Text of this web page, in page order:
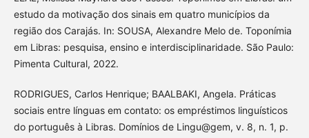
estudo da motivação dos sinais em quatro municípios da
região dos Carajás. In: SOUSA, Alexandre Melo de. Toponímia
em Libras: pesquisa, ensino e interdisciplinaridade. São Paulo:
Pimenta Cultural, 2022.
RODRIGUES, Carlos Henrique; BAALBAKI, Angela. Práticas
sociais entre línguas em contato: os empréstimos linguísticos
do português à Libras. Domínios de Lingu@gem, v. 8, n. 1, p.